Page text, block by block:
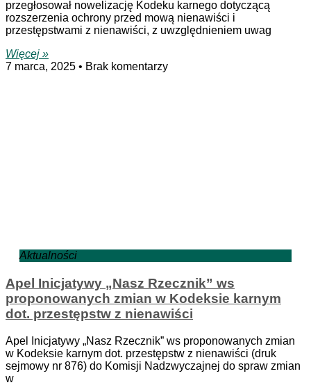
przegłosował nowelizację Kodeku karnego dotyczącą
rozszerzenia ochrony przed mową nienawiści i
przestępstwami z nienawiści, z uwzględnieniem uwag
Więcej »
7 marca, 2025
Brak komentarzy
Aktualności
Apel Inicjatywy „Nasz Rzecznik” ws
proponowanych zmian w Kodeksie karnym
dot. przestępstw z nienawiści
Apel Inicjatywy „Nasz Rzecznik” ws proponowanych zmian
w Kodeksie karnym dot. przestępstw z nienawiści (druk
sejmowy nr 876) do Komisji Nadzwyczajnej do spraw zmian
w